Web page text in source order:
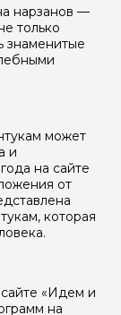
нарзанов —
только
знаменитые
может
и
на сайте
от
которая
«Идем и
на